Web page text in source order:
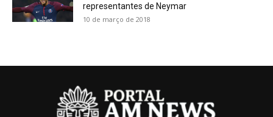
representantes de Neymar
10 de março de 2018